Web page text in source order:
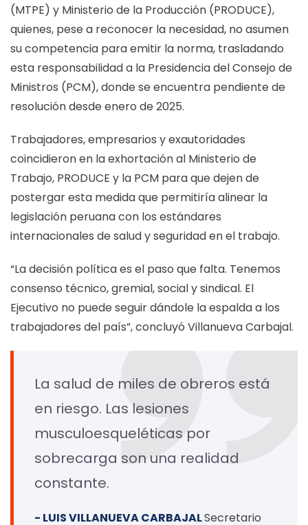
(MTPE) y Ministerio de la Producción (PRODUCE),
quienes, pese a reconocer la necesidad, no asumen
su competencia para emitir la norma, trasladando
esta responsabilidad a la Presidencia del Consejo de
Ministros (PCM), donde se encuentra pendiente de
resolución desde enero de 2025.
Trabajadores, empresarios y exautoridades
coincidieron en la exhortación al Ministerio de
Trabajo, PRODUCE y la PCM para que dejen de
postergar esta medida que permitiría alinear la
legislación peruana con los estándares
internacionales de salud y seguridad en el trabajo.
“La decisión política es el paso que falta. Tenemos
consenso técnico, gremial, social y sindical. El
Ejecutivo no puede seguir dándole la espalda a los
trabajadores del país”, concluyó Villanueva Carbajal.
La salud de miles de obreros está
en riesgo. Las lesiones
musculoesqueléticas por
sobrecarga son una realidad
constante.
- LUIS VILLANUEVA CARBAJALSecretario